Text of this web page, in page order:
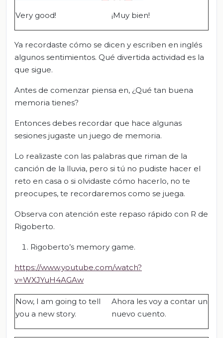
Very good! ¡Muy bien!
Ya recordaste cómo se dicen y escriben en inglés
algunos sentimientos. Qué divertida actividad es la
que sigue.
Antes de comenzar piensa en, ¿Qué tan buena
memoria tienes?
Entonces debes recordar que hace algunas
sesiones jugaste un juego de memoria.
Lo realizaste con las palabras que riman de la
canción de la lluvia, pero si tú no pudiste hacer el
reto en casa o si olvidaste cómo hacerlo, no te
preocupes, te recordaremos como se juega.
Observa con atención este repaso rápido con R de
Rigoberto.
Rigoberto’s memory game.
https://www.youtube.com/watch?
v=WXJYuH4AGAw
Now, I am going to tell
you a new story.
Ahora les voy a contar un
nuevo cuento.